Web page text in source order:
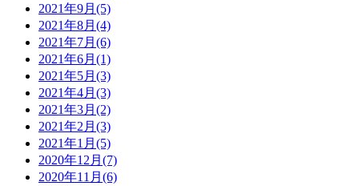
2021年9月(5)
2021年8月(4)
2021年7月(6)
2021年6月(1)
2021年5月(3)
2021年4月(3)
2021年3月(2)
2021年2月(3)
2021年1月(5)
2020年12月(7)
2020年11月(6)